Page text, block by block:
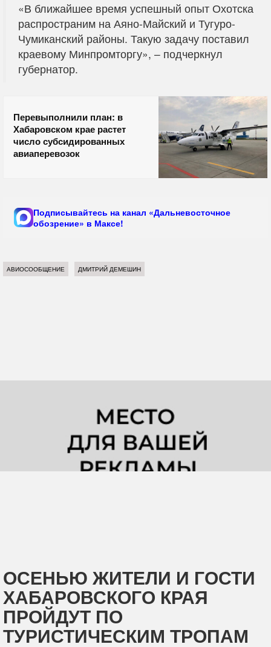
«В ближайшее время успешный опыт Охотска
распространим на Аяно-Майский и Тугуро-
Чумиканский районы. Такую задачу поставил
краевому Минпромторгу», – подчеркнул
губернатор.
Перевыполнили план: в
Хабаровском крае растет
число субсидированных
авиаперевозок
Подписывайтесь на канал «Дальневосточное
обозрение» в Максе!
АВИОСООБЩЕНИЕ ДМИТРИЙ ДЕМЕШИН
ОСЕНЬЮ ЖИТЕЛИ И ГОСТИ
ХАБАРОВСКОГО КРАЯ
ПРОЙДУТ ПО
ТУРИСТИЧЕСКИМ ТРОПАМ